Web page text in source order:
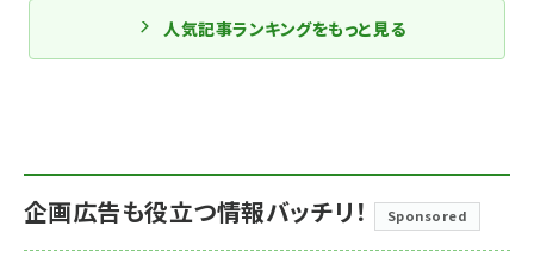
人気記事ランキングをもっと見る
企画広告も役立つ情報バッチリ！ Sponsored